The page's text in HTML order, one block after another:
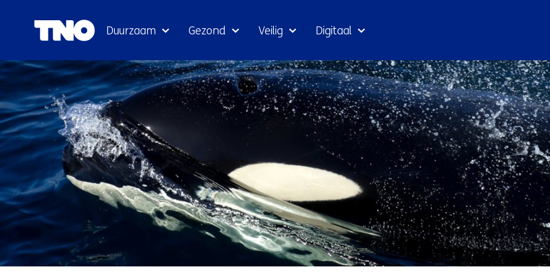
Duurzaam Gezond Veilig Digitaal